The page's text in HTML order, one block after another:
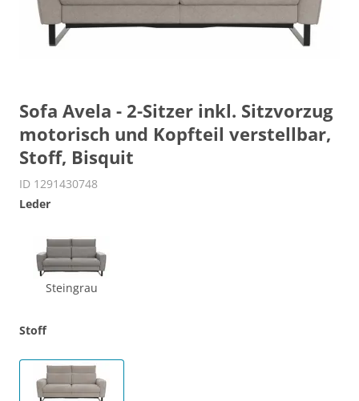
Sofa Avela - 2-Sitzer inkl. Sitzvorzug
motorisch und Kopfteil verstellbar,
Stoff, Bisquit
ID 1291430748
Leder
Steingrau
Stoff